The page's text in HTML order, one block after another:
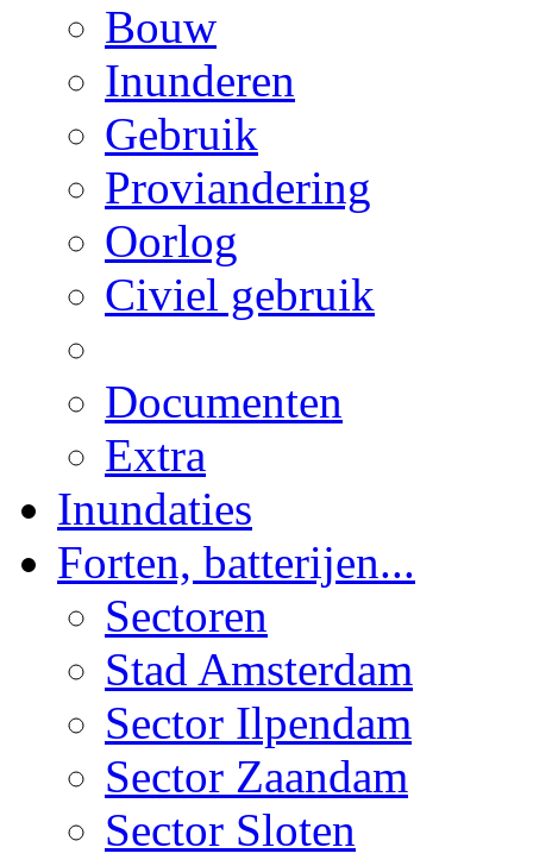
Bouw
Inunderen
Gebruik
Proviandering
Oorlog
Civiel gebruik
Documenten
Extra
Inundaties
Forten, batterijen...
Sectoren
Stad Amsterdam
Sector Ilpendam
Sector Zaandam
Sector Sloten